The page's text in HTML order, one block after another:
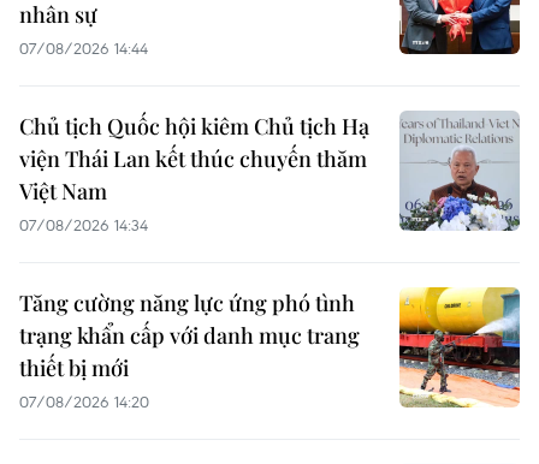
nhân sự
07/08/2026 14:44
Chủ tịch Quốc hội kiêm Chủ tịch Hạ
viện Thái Lan kết thúc chuyến thăm
Việt Nam
07/08/2026 14:34
Tăng cường năng lực ứng phó tình
trạng khẩn cấp với danh mục trang
thiết bị mới
07/08/2026 14:20